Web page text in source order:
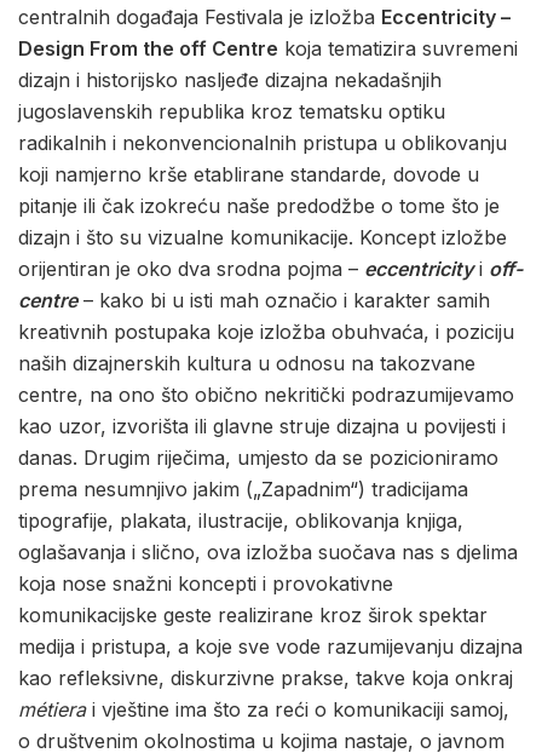
centralnih događaja Festivala je izložba Eccentricity –
Design From the off Centre koja tematizira suvremeni
dizajn i historijsko nasljeđe dizajna nekadašnjih
jugoslavenskih republika kroz tematsku optiku
radikalnih i nekonvencionalnih pristupa u oblikovanju
koji namjerno krše etablirane standarde, dovode u
pitanje ili čak izokreću naše predodžbe o tome što je
dizajn i što su vizualne komunikacije. Koncept izložbe
orijentiran je oko dva srodna pojma – eccentricityi off-
centre– kako bi u isti mah označio i karakter samih
kreativnih postupaka koje izložba obuhvaća, i poziciju
naših dizajnerskih kultura u odnosu na takozvane
centre, na ono što obično nekritički podrazumijevamo
kao uzor, izvorišta ili glavne struje dizajna u povijesti i
danas. Drugim riječima, umjesto da se pozicioniramo
prema nesumnjivo jakim („Zapadnim“) tradicijama
tipografije, plakata, ilustracije, oblikovanja knjiga,
oglašavanja i slično, ova izložba suočava nas s djelima
koja nose snažni koncepti i provokativne
komunikacijske geste realizirane kroz širok spektar
medija i pristupa, a koje sve vode razumijevanju dizajna
kao refleksivne, diskurzivne prakse, takve koja onkraj
métierai vještine ima što za reći o komunikaciji samoj,
o društvenim okolnostima u kojima nastaje, o javnom